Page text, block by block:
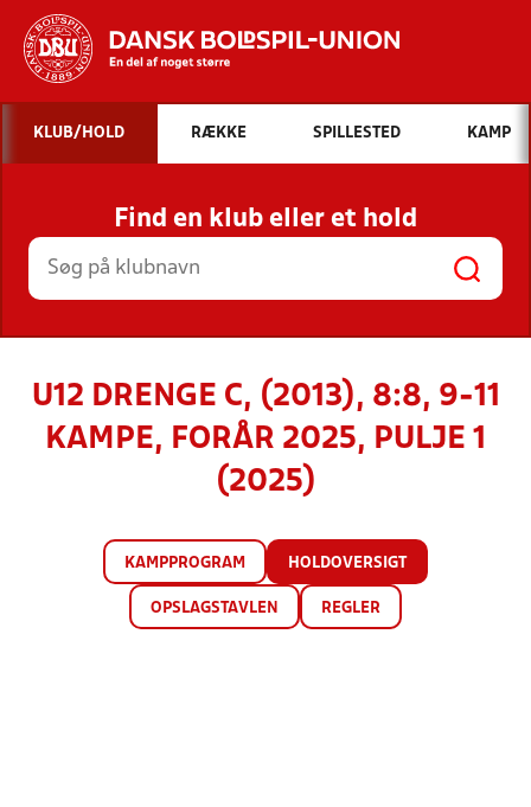
Hvad vil du søge efter?
INDHOLD OG NYHEDER
STILLINGER, RESULTATER, KLUBBER OG
HOLD
KLUB/HOLD RÆKKE SPILLESTED KAMP
Find en klub eller et hold
U12 DRENGE C, (2013), 8:8, 9-11
KAMPE, FORÅR 2025, PULJE 1
(2025)
KAMPPROGRAM HOLDOVERSIGT
OPSLAGSTAVLEN REGLER